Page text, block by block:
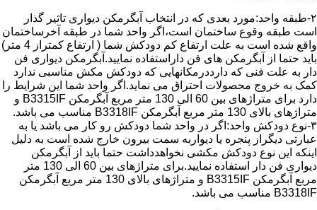
۲-طبقه واحد:مورد بعدی که در انتخاب آبگرمکن دیواری تاثیر گذار
است طبقه وقوع ساختمان است،اگر واحد شما در طبقه آخرساختمان
واقع شده است به علت ارتفاع کم دودکش شما ( ارتفاع کمتراز 4 متر)
باید حتما از آبگرمکن های فن داراستفاده نمایید.آبگرمکن دیواری فن
دار به علت فنی که دارددرمکانهایی که دودکش مکش مناسبی ندارد
کمک به خروج محصولات احتراق می نماید.اگر واحد شما این شرایط را
دارد برای متراژهای بین 60 الی 130 متر مربع آبگرمکن B3315IF و
متراژهای بالای 130 متر مربع آبگرمکن B3318IF مناسب می باشد.
۳-نوع دودکش واحد:اگر در واحد شما دودکش رو کار می باشد یا به
عبارتی دیگراز پنجره یا دیواربه سمت بیرون خارج شده است به دلیل
اینکه این نوع دودکش مکشی نخواهدداشت حتما باید از آبگرمکن
دیواری فن دار استفاده نمایید.برای متراژهای بین 60 الی 130 متر
مربع آبگرمکن B3315IF و متراژهای بالای 130 متر مربع آبگرمکن
B3318IF مناسب می باشد.